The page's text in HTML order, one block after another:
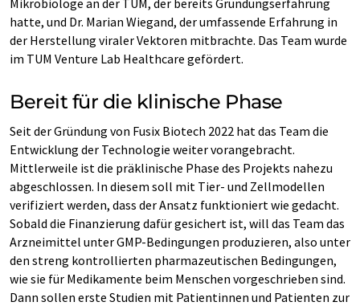
hatte, und Dr. Marian Wiegand, der umfassende Erfahrung in
der Herstellung viraler Vektoren mitbrachte. Das Team wurde
im TUM Venture Lab Healthcare gefördert.
Bereit für die klinische Phase
Seit der Gründung von Fusix Biotech 2022 hat das Team die
Entwicklung der Technologie weiter vorangebracht.
Mittlerweile ist die präklinische Phase des Projekts nahezu
abgeschlossen. In diesem soll mit Tier- und Zellmodellen
verifiziert werden, dass der Ansatz funktioniert wie gedacht.
Sobald die Finanzierung dafür gesichert ist, will das Team das
Arzneimittel unter GMP-Bedingungen produzieren, also unter
den streng kontrollierten pharmazeutischen Bedingungen,
wie sie für Medikamente beim Menschen vorgeschrieben sind.
Dann sollen erste Studien mit Patientinnen und Patienten zur